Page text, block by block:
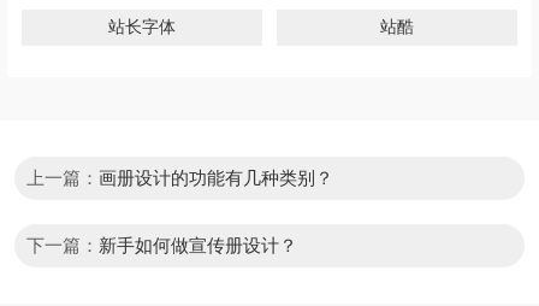
站长字体 站酷
上一篇： 画册设计的功能有几种类别？
下一篇： 新手如何做宣传册设计？